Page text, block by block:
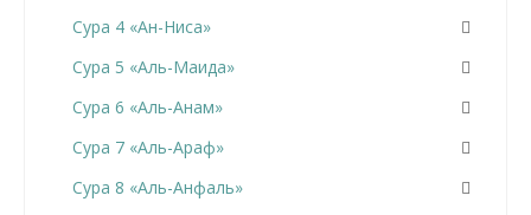
Сура 4 «Ан-Ниса»
Сура 5 «Аль-Маида»
Сура 6 «Аль-Анам»
Сура 7 «Аль-Араф»
Сура 8 «Аль-Анфаль»